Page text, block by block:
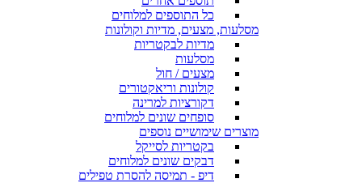
כל התוספים למלוחים
מסלעות, מצעים, מדיות וקולונות
מדיות לבקטריות
מסלעות
מצעים / חול
קולונות וריאקטורים
דקורציות למרינה
סופחים שונים למלוחים
מוצרים שימושיים נוספים
בקטריות לסייקל
דבקים שונים למלוחים
דיפ - תמיסה להסרת טפילים